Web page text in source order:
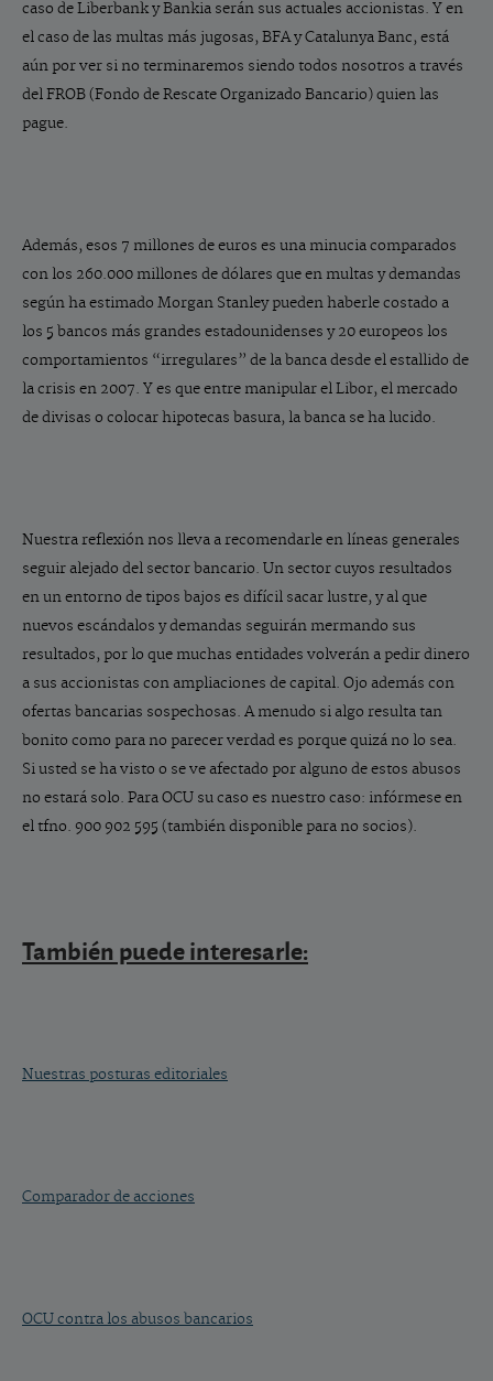
caso de Liberbank y Bankia serán sus actuales accionistas. Y en
el caso de las multas más jugosas, BFA y Catalunya Banc, está
aún por ver si no terminaremos siendo todos nosotros a través
del FROB (Fondo de Rescate Organizado Bancario) quien las
pague.
Además, esos 7 millones de euros es una minucia comparados
con los 260.000 millones de dólares que en multas y demandas
según ha estimado Morgan Stanley pueden haberle costado a
los 5 bancos más grandes estadounidenses y 20 europeos los
comportamientos “irregulares” de la banca desde el estallido de
la crisis en 2007. Y es que entre manipular el Libor, el mercado
de divisas o colocar hipotecas basura, la banca se ha lucido.
Nuestra reflexión nos lleva a recomendarle en líneas generales
seguir alejado del sector bancario. Un sector cuyos resultados
en un entorno de tipos bajos es difícil sacar lustre, y al que
nuevos escándalos y demandas seguirán mermando sus
resultados, por lo que muchas entidades volverán a pedir dinero
a sus accionistas con ampliaciones de capital. Ojo además con
ofertas bancarias sospechosas. A menudo si algo resulta tan
bonito como para no parecer verdad es porque quizá no lo sea.
Si usted se ha visto o se ve afectado por alguno de estos abusos
no estará solo. Para OCU su caso es nuestro caso: infórmese en
el tfno. 900 902 595 (también disponible para no socios).
También puede interesarle:
Nuestras posturas editoriales
Comparador de acciones
OCU contra los abusos bancarios